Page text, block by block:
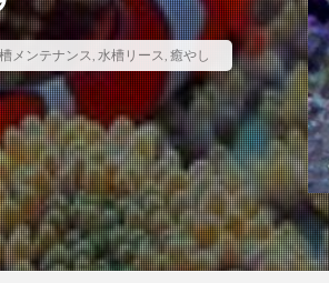
メンテナンス, 水槽リース, 癒やし